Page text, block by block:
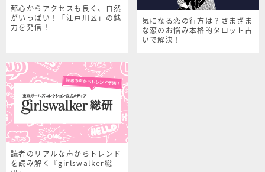
都心からアクセスも良く、自然
がいっぱい！「江戸川区」の魅
力を発信！
気になる恋の行方は？さまざま
な恋のお悩み本格的タロット占
いで解決！
読者のリアルな声からトレンド
を読み解く『girlswalker総